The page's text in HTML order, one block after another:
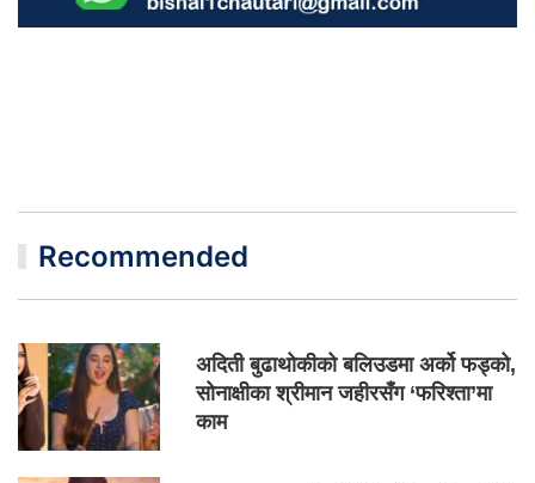
Recommended
अदिती बुढाथोकीको बलिउडमा अर्को फड्को,
सोनाक्षीका श्रीमान जहीरसँग ‘फरिश्ता’मा
काम